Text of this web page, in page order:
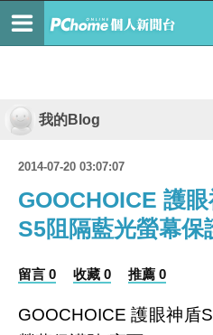
我的Blog
2014-07-20 03:07:07
GOOCHOICE 護
S5阻隔藍光螢幕保
留言 0 收藏 0 推薦 0
GOOCHOICE 護眼神盾